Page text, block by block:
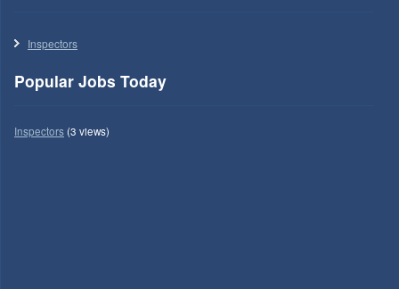
Inspectors
Popular Jobs Today
Inspectors(3 views)